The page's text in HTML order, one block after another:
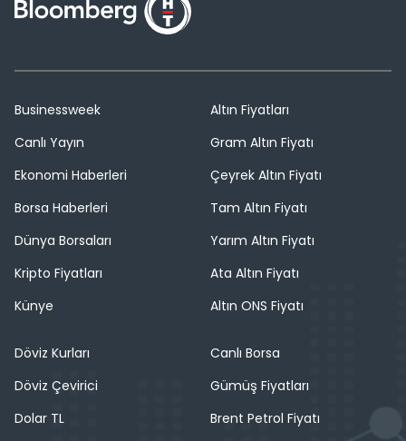
Businessweek
Canlı Yayın
Ekonomi Haberleri
Borsa Haberleri
Dünya Borsaları
Kripto Fiyatları
Künye
Altın Fiyatları
Gram Altın Fiyatı
Çeyrek Altın Fiyatı
Tam Altın Fiyatı
Yarım Altın Fiyatı
Ata Altın Fiyatı
Altın ONS Fiyatı
Döviz Kurları
Döviz Çevirici
Dolar TL
Canlı Borsa
Gümüş Fiyatları
Brent Petrol Fiyatı